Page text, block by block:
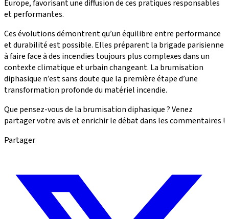
Europe, favorisant une diffusion de ces pratiques responsables
et performantes.
Ces évolutions démontrent qu’un équilibre entre performance
et durabilité est possible. Elles préparent la brigade parisienne
à faire face à des incendies toujours plus complexes dans un
contexte climatique et urbain changeant. La brumisation
diphasique n’est sans doute que la première étape d’une
transformation profonde du matériel incendie.
Que pensez-vous de la brumisation diphasique ? Venez
partager votre avis et enrichir le débat dans les commentaires !
Partager